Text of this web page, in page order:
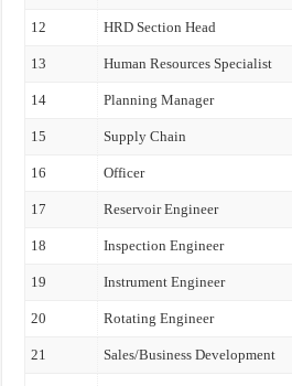
12 HRD Section Head
13 Human Resources Specialist
14 Planning Manager
15 Supply Chain
16 Officer
17 Reservoir Engineer
18 Inspection Engineer
19 Instrument Engineer
20 Rotating Engineer
21 Sales/Business Development